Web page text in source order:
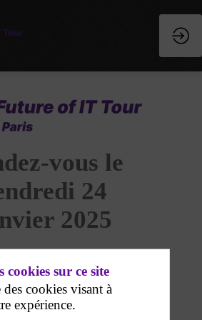
vous le
24
2025
AGORA
GROUPE
cookies sur ce site
cookies visant à
expérience.